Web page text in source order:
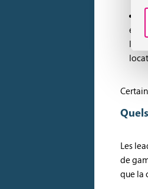
est
Les
de
que la